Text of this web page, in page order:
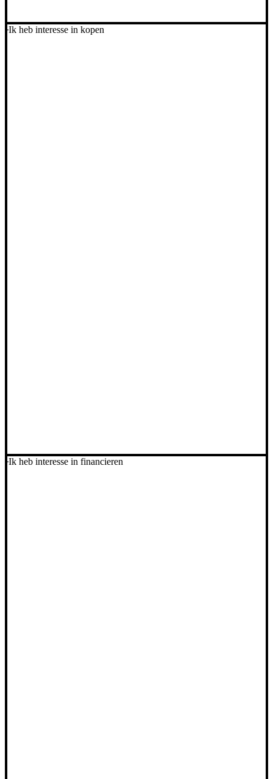
Ik heb interesse in kopen
Ik heb interesse in financieren